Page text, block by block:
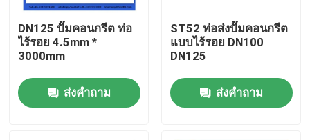
บ้าน
ผลิตภัณฑ์
DN125 ปั๊มคอนกรีต ท่อ
ไร้รอย 4.5mm *
3000mm
ส่งคำถาม
ST52 ท่อส่งปั๊มคอนกรีต
แบบไร้รอย DN100
DN125
ส่งคำถาม